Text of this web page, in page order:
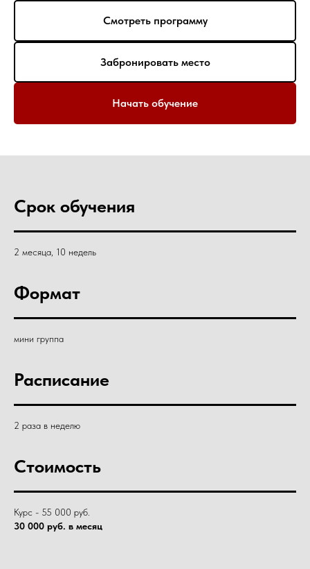
Смотреть программу
Забронировать место
Начать обучение
Срок обучения
2 месяца, 10 недель
Формат
мини группа
Расписание
2 раза в неделю
Стоимость
Курс - 55 000 руб.
30 000 руб. в месяц